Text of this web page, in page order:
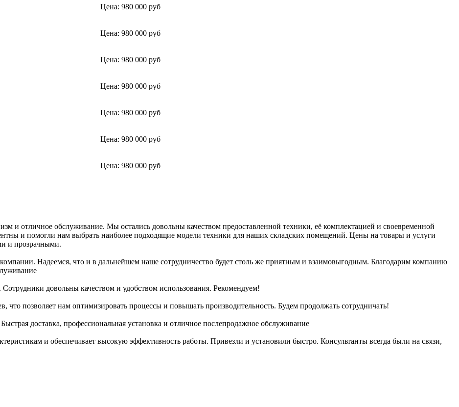
Цена: 980 000 руб
Цена: 980 000 руб
Цена: 980 000 руб
Цена: 980 000 руб
Цена: 980 000 руб
Цена: 980 000 руб
Цена: 980 000 руб
и отличное обслуживание. Мы остались довольны качеством предоставленной техники, её комплектацией и своевременной
и помогли нам выбрать наиболее подходящие модели техники для наших складских помещений. Цены на товары и услуги
и прозрачными.
Надеемся, что и в дальнейшем наше сотрудничество будет столь же приятным и взаимовыгодным. Благодарим компанию
довольны качеством и удобством использования. Рекомендуем!
что позволяет нам оптимизировать процессы и повышать производительность. Будем продолжать сотрудничать!
доставка, профессиональная установка и отличное послепродажное обслуживание
и обеспечивает высокую эффективность работы. Привезли и установили быстро. Консультанты всегда были на связи,